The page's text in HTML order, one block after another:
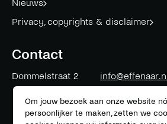
Nieuws
Privacy, copyrights & disclaimer
Contact
Dommelstraat 2
5611 CK
Om jouw bezoek aan onze website
persoonlijker te maken, zetten we